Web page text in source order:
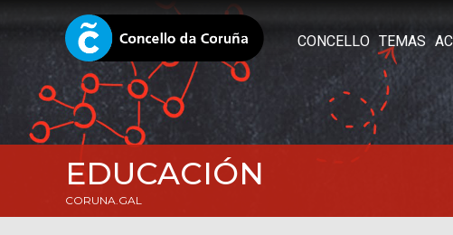
CONCELLO TEMAS
EDUCACIÓN
CORUNA.GAL